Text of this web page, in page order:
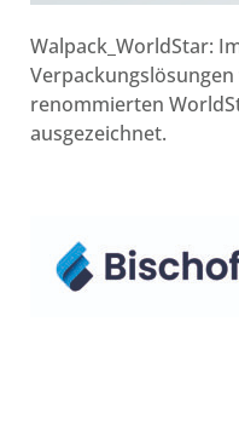
Walpack_WorldStar:
renommierten
ausgezeichnet.